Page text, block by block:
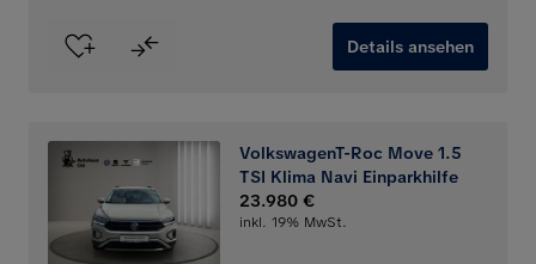
Details ansehen
VolkswagenT-Roc Move 1.5
TSI Klima Navi Einparkhilfe
23.980 €
inkl. 19% MwSt.